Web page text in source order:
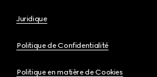
Juridique
Politique de Confidentialité
Politique en matière de Cookies